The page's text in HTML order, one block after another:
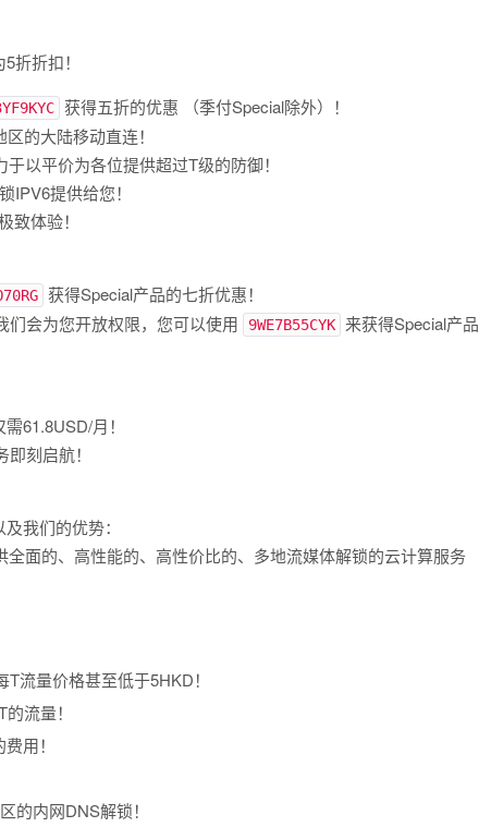
折折扣！
获得五折的优惠 （季付Special除外）！
的大陆移动直连！
以平价为各位提供超过T级的防御！
IPV6提供给您！
体验！
获得Special产品的七折优惠！
们会为您开放权限，您可以使用
9WE7B55CYK 来获得Special产品
61.8USD/月！
刻启航！
我们的优势：
面的、高性能的、高性价比的、多地流媒体解锁的云计算服务
流量价格甚至低于5HKD！
流量！
用！
的内网DNS解锁！